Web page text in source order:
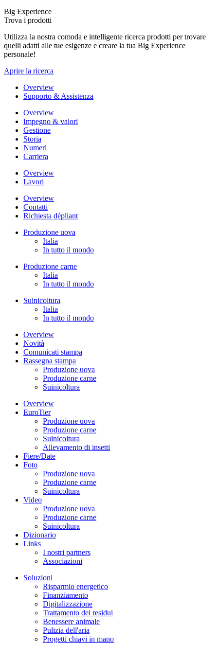
Big Experience
Trova i prodotti
Utilizza la nostra comoda e intelligente ricerca prodotti per trovare
quelli adatti alle tue esigenze e creare la tua Big Experience
personale!
Aprire la ricerca
Overview
Supporto & Assistenza
Overview
Impegno & valori
Gestione
Storia
Numeri
Carriera
Overview
Lavori
Overview
Contatti
Richiesta dépliant
Produzione uova
Italia
In tutto il mondo
Produzione carne
Italia
In tutto il mondo
Suinicoltura
Italia
In tutto il mondo
Overview
Novità
Comunicati stampa
Rassegna stampa
Produzione uova
Produzione carne
Suinicoltura
Overview
EuroTier
Produzione uova
Produzione carne
Suinicoltura
Allevamento di insetti
Fiere/Date
Foto
Produzione uova
Produzione carne
Suinicoltura
Video
Produzione uova
Produzione carne
Suinicoltura
Dizionario
Links
I nostri partners
Associazioni
Soluzioni
Risparmio energetico
Finanziamento
Digitalizzazione
Trattamento dei residui
Benessere animale
Pulizia dell'aria
Progetti chiavi in mano